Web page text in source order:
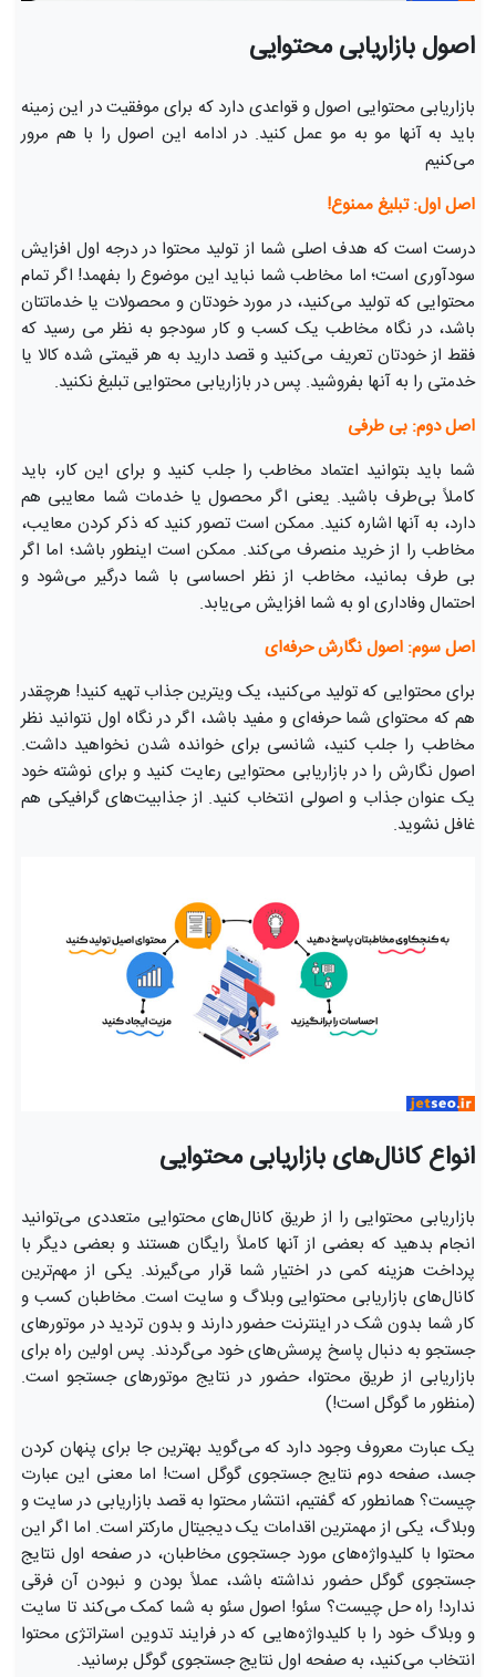
اصول بازاریابی محتوایی
بازاریابی محتوایی اصول و قواعدی دارد که برای موفقیت در این زمینه
باید به آنها مو به مو عمل کنید. در ادامه این اصول را با هم مرور
می‌کنیم
اصل اول: تبلیغ ممنوع!
درست است که هدف اصلی شما از تولید محتوا در درجه اول افزایش
سودآوری است؛ اما مخاطب شما نباید این موضوع را بفهمد! اگر تمام
محتوایی که تولید می‌کنید، در مورد خودتان و محصولات یا خدماتتان
باشد، در نگاه مخاطب یک کسب و کار سودجو به نظر می رسید که
فقط از خودتان تعریف می‌کنید و قصد دارید به هر قیمتی شده کالا یا
خدمتی را به آنها بفروشید. پس در بازاریابی محتوایی تبلیغ نکنید.
اصل دوم: بی طرفی
شما باید بتوانید اعتماد مخاطب را جلب کنید و برای این کار، باید
کاملاً بی‌طرف باشید. یعنی اگر محصول یا خدمات شما معایبی هم
دارد، به آنها اشاره کنید. ممکن است تصور کنید که ذکر کردن معایب،
مخاطب را از خرید منصرف می‌کند. ممکن است اینطور باشد؛ اما اگر
بی طرف بمانید، مخاطب از نظر احساسی با شما درگیر می‌شود و
احتمال وفاداری او به شما افزایش می‌یابد.
اصل سوم: اصول نگارش حرفه‌ای
برای محتوایی که تولید می‌کنید، یک ویترین جذاب تهیه کنید! هرچقدر
هم که محتوای شما حرفه‌ای و مفید باشد، اگر در نگاه اول نتوانید نظر
مخاطب را جلب کنید، شانسی برای خوانده شدن نخواهید داشت.
اصول نگارش را در بازاریابی محتوایی رعایت کنید و برای نوشته خود
یک عنوان جذاب و اصولی انتخاب کنید. از جذابیت‌های گرافیکی هم
غافل نشوید.
انواع کانال‌های بازاریابی محتوایی
بازاریابی محتوایی را از طریق کانال‌های محتوایی متعددی می‌توانید
انجام بدهید که بعضی از آنها کاملاً رایگان هستند و بعضی دیگر با
پرداخت هزینه کمی در اختیار شما قرار می‌گیرند. یکی از مهم‌ترین
کانال‌های بازاریابی محتوایی وبلاگ و سایت است. مخاطبان کسب و
کار شما بدون شک در اینترنت حضور دارند و بدون تردید در موتورهای
جستجو به دنبال پاسخ پرسش‌های خود می‌گردند. پس اولین راه برای
بازاریابی از طریق محتوا، حضور در نتایج موتورهای جستجو است.
(منظور ما گوگل است!)
یک عبارت معروف وجود دارد که می‌گوید بهترین جا برای پنهان کردن
جسد، صفحه دوم نتایج جستجوی گوگل است! اما معنی این عبارت
چیست؟ همانطور که گفتیم، انتشار محتوا به قصد بازاریابی در سایت و
وبلاگ، یکی از مهمترین اقدامات یک دیجیتال مارکتر است. اما اگر این
محتوا با کلیدواژه‌های مورد جستجوی مخاطبان، در صفحه اول نتایج
جستجوی گوگل حضور نداشته باشد، عملاً بودن و نبودن آن فرقی
ندارد! راه حل چیست؟ سئو! اصول سئو به شما کمک می‌کند تا سایت
و وبلاگ خود را با کلیدواژه‌هایی که در فرایند تدوین استراتژی محتوا
انتخاب می‌کنید، به صفحه اول نتایج جستجوی گوگل برسانید.